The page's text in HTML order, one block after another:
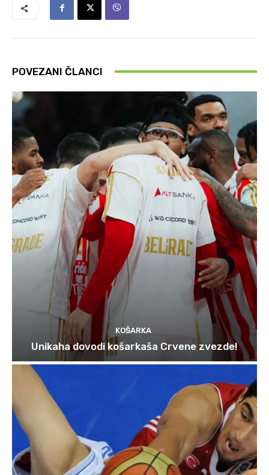
POVEZANI ČLANCI
KOŠARKA
Unikaha dovodi košarkaša Crvene zvezde!